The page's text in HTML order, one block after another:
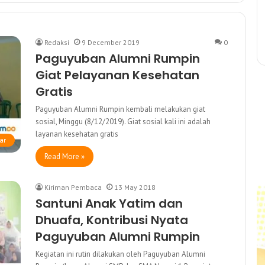
Redaksi 9 December 2019 0
Paguyuban Alumni Rumpin
Giat Pelayanan Kesehatan
Gratis
Paguyuban Alumni Rumpin kembali melakukan giat
sosial, Minggu (8/12/2019). Giat sosial kali ini adalah
layanan kesehatan gratis
Read More »
Kiriman Pembaca 13 May 2018
Santuni Anak Yatim dan
Dhuafa, Kontribusi Nyata
Paguyuban Alumni Rumpin
Kegiatan ini rutin dilakukan oleh Paguyuban Alumni